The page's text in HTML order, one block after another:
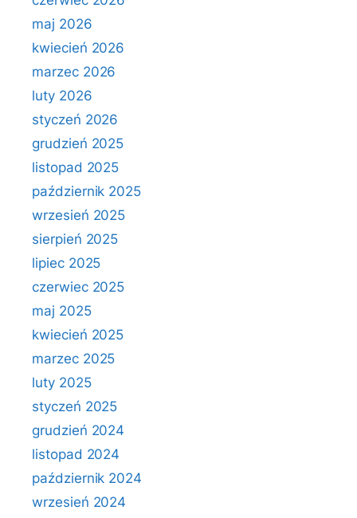
maj 2026
kwiecień 2026
marzec 2026
luty 2026
styczeń 2026
grudzień 2025
listopad 2025
październik 2025
wrzesień 2025
sierpień 2025
lipiec 2025
czerwiec 2025
maj 2025
kwiecień 2025
marzec 2025
luty 2025
styczeń 2025
grudzień 2024
listopad 2024
październik 2024
wrzesień 2024